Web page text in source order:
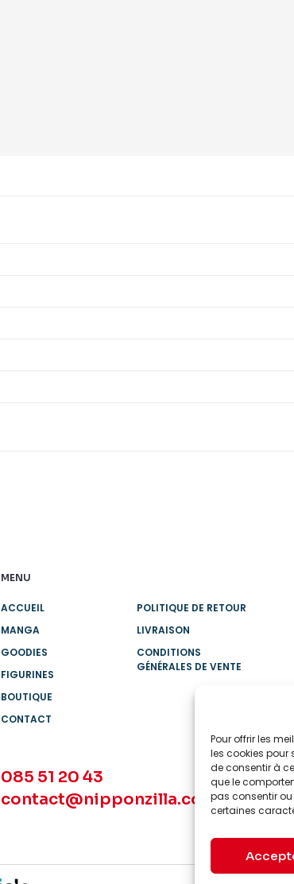
Pour offrir les
les cookies pour
de consentir à
que le
pas consentir
certaines
MENU
ACCUEIL
MANGA
GOODIES
FIGURINES
BOUTIQUE
CONTACT
POLITIQUE DE RETOUR
LIVRAISON
CONDITIONS
GÉNÉRALES DE VENTE
085 51 20 43
contact@nipponzilla.com